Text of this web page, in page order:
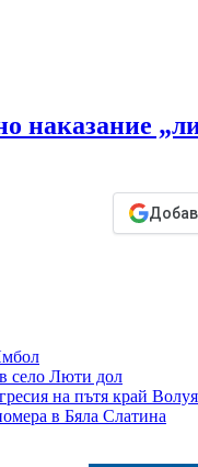
село Люти дол
на пътя край
в Бяла Слатина